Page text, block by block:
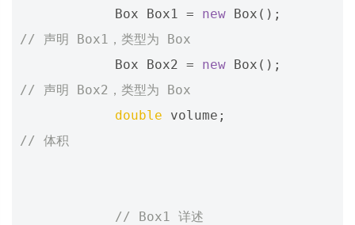
Box
Box1 = new Box ();
// 声明 Box1，类型为 Box
Box
Box2 = new Box ();
// 声明 Box2，类型为 Box
double
volume ;
// 体积
// Box1 详述